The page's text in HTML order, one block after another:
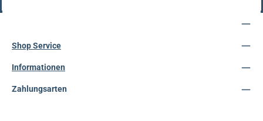
Shop Service
Informationen
Zahlungsarten